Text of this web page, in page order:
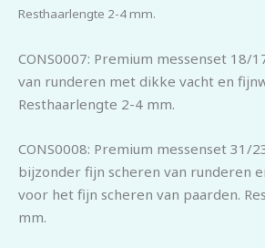
Resthaarlengte 2-4 mm.
CONS0007: Premium messenset 18/
van runderen met dikke vacht en
Resthaarlengte 2-4 mm.
CONS0008: Premium messenset 31/
bijzonder fijn scheren van runderen
voor het fijn scheren van paarden.
mm.